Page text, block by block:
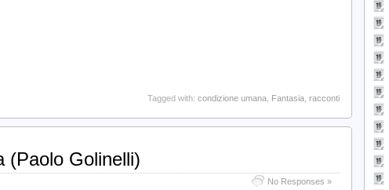
Tagged with: condizione umana Fantasia racconti
(Paolo Golinelli)
No Responses »